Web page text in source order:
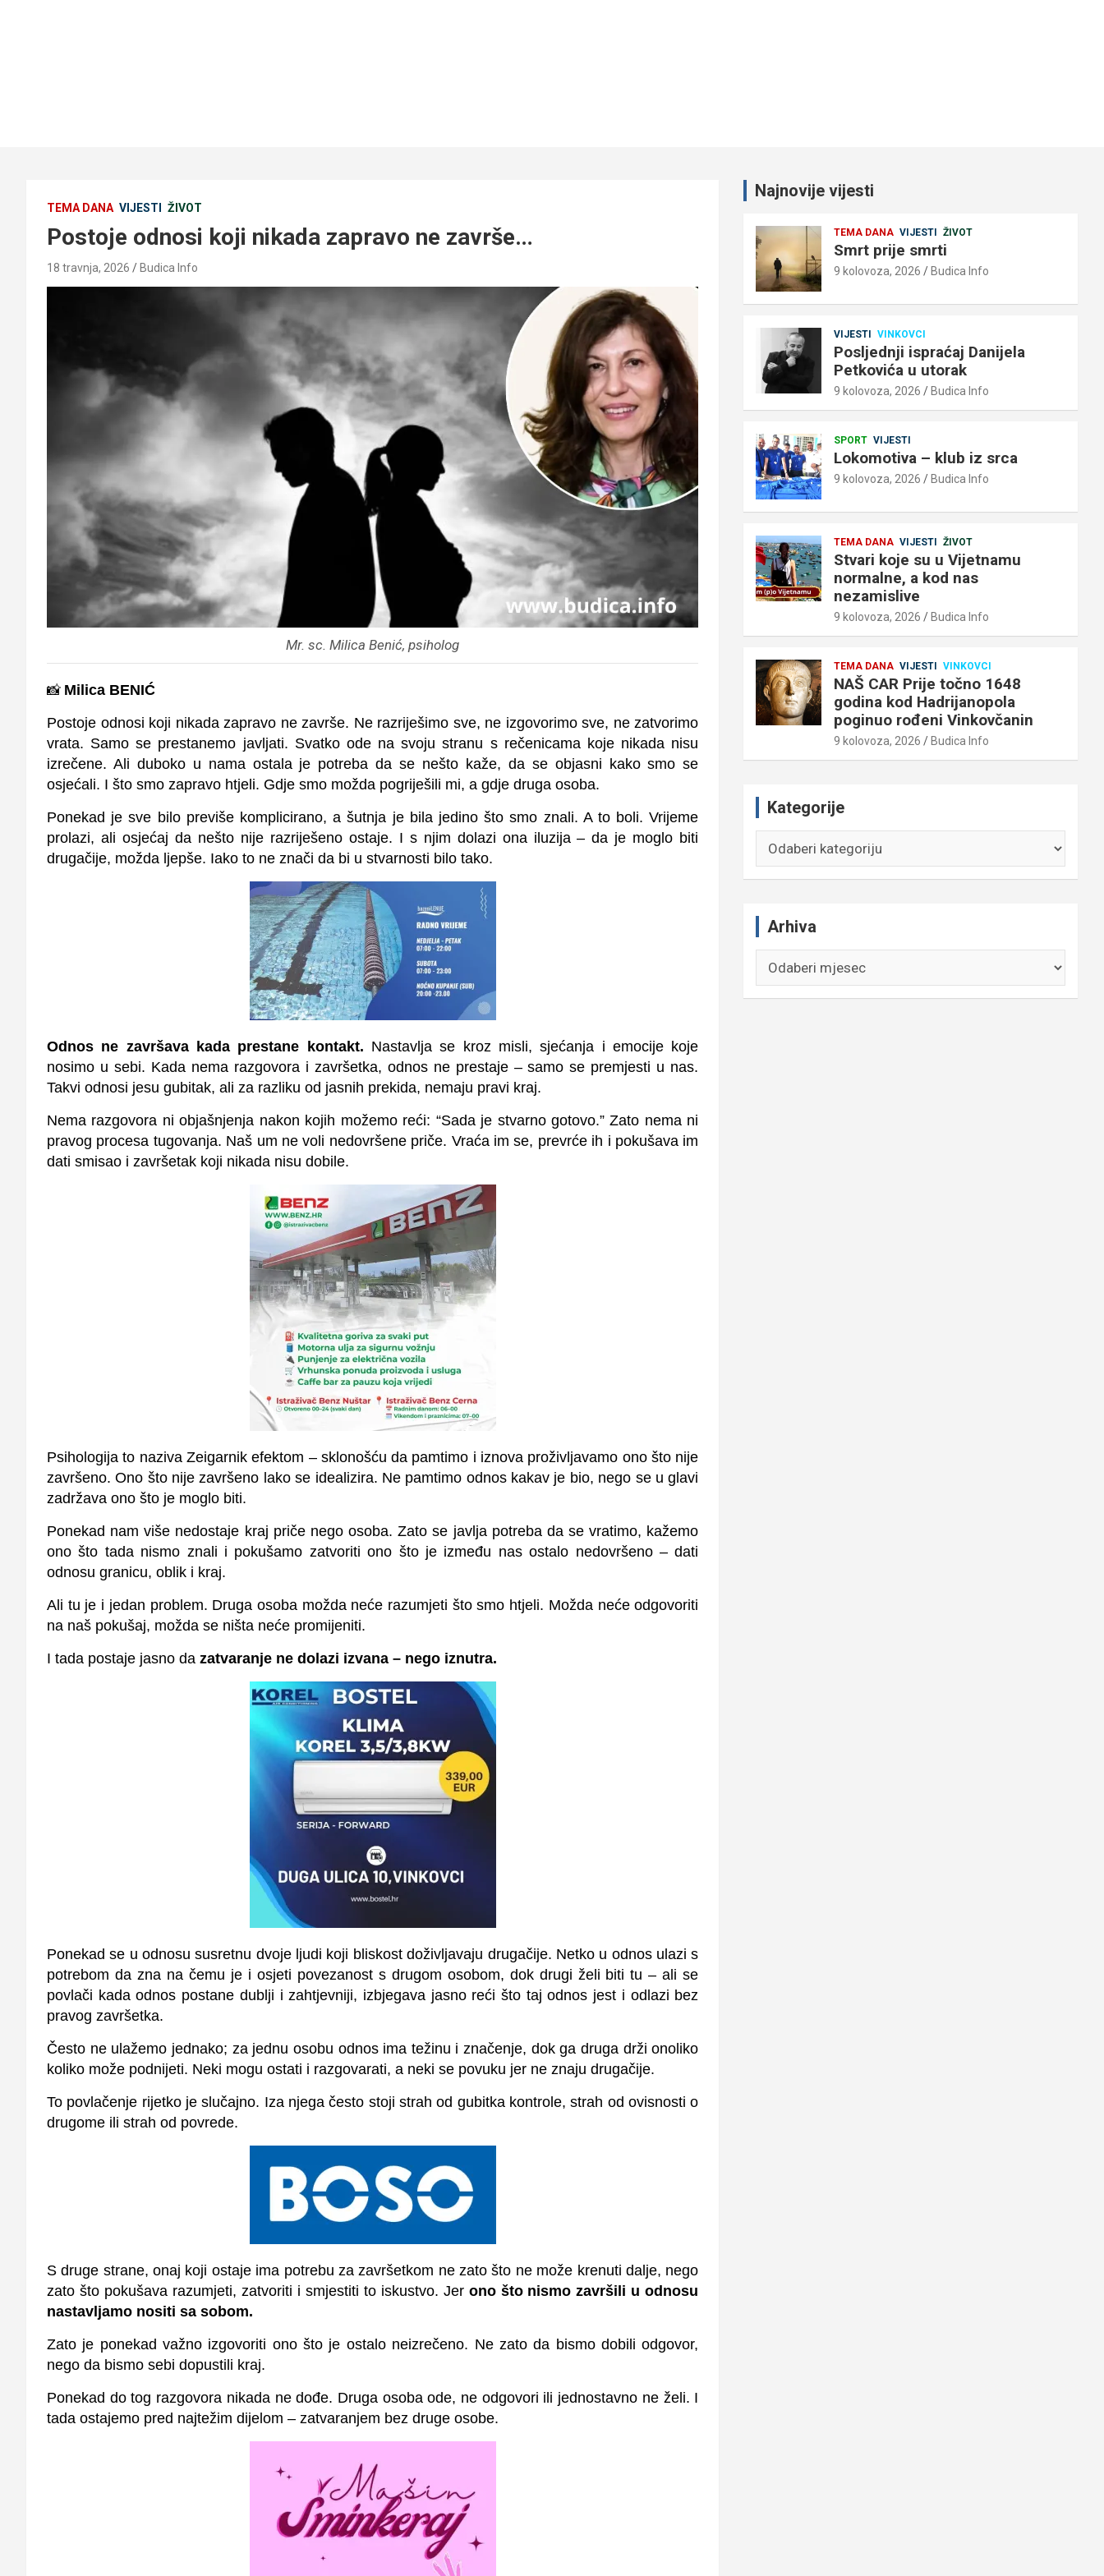
TEMA DANA VIJESTI ŽIVOT
Postoje odnosi koji nikada zapravo ne završe…
18 travnja, 2026 Budica Info
Mr. sc. Milica Benić, psiholog
📸 Milica BENIĆ
Postoje odnosi koji nikada zapravo ne završe. Ne razriješimo sve, ne izgovorimo sve, ne zatvorimo
vrata. Samo se prestanemo javljati. Svatko ode na svoju stranu s rečenicama koje nikada nisu
izrečene. Ali duboko u nama ostala je potreba da se nešto kaže, da se objasni kako smo se
osjećali. I što smo zapravo htjeli. Gdje smo možda pogriješili mi, a gdje druga osoba.
Ponekad je sve bilo previše komplicirano, a šutnja je bila jedino što smo znali. A to boli. Vrijeme
prolazi, ali osjećaj da nešto nije razriješeno ostaje. I s njim dolazi ona iluzija – da je moglo biti
drugačije, možda ljepše. Iako to ne znači da bi u stvarnosti bilo tako.
Odnos ne završava kada prestane kontakt. Nastavlja se kroz misli, sjećanja i emocije koje
nosimo u sebi. Kada nema razgovora i završetka, odnos ne prestaje – samo se premjesti u nas.
Takvi odnosi jesu gubitak, ali za razliku od jasnih prekida, nemaju pravi kraj.
Nema razgovora ni objašnjenja nakon kojih možemo reći: “Sada je stvarno gotovo.” Zato nema ni
pravog procesa tugovanja. Naš um ne voli nedovršene priče. Vraća im se, prevrće ih i pokušava im
dati smisao i završetak koji nikada nisu dobile.
Psihologija to naziva Zeigarnik efektom – sklonošću da pamtimo i iznova proživljavamo ono što nije
završeno. Ono što nije završeno lako se idealizira. Ne pamtimo odnos kakav je bio, nego se u glavi
zadržava ono što je moglo biti.
Ponekad nam više nedostaje kraj priče nego osoba. Zato se javlja potreba da se vratimo, kažemo
ono što tada nismo znali i pokušamo zatvoriti ono što je između nas ostalo nedovršeno – dati
odnosu granicu, oblik i kraj.
Ali tu je i jedan problem. Druga osoba možda neće razumjeti što smo htjeli. Možda neće odgovoriti
na naš pokušaj, možda se ništa neće promijeniti.
I tada postaje jasno da zatvaranje ne dolazi izvana – nego iznutra.
Ponekad se u odnosu susretnu dvoje ljudi koji bliskost doživljavaju drugačije. Netko u odnos ulazi s
potrebom da zna na čemu je i osjeti povezanost s drugom osobom, dok drugi želi biti tu – ali se
povlači kada odnos postane dublji i zahtjevniji, izbjegava jasno reći što taj odnos jest i odlazi bez
pravog završetka.
Često ne ulažemo jednako; za jednu osobu odnos ima težinu i značenje, dok ga druga drži onoliko
koliko može podnijeti. Neki mogu ostati i razgovarati, a neki se povuku jer ne znaju drugačije.
To povlačenje rijetko je slučajno. Iza njega često stoji strah od gubitka kontrole, strah od ovisnosti o
drugome ili strah od povrede.
S druge strane, onaj koji ostaje ima potrebu za završetkom ne zato što ne može krenuti dalje, nego
zato što pokušava razumjeti, zatvoriti i smjestiti to iskustvo. Jer ono što nismo završili u odnosu
nastavljamo nositi sa sobom.
Zato je ponekad važno izgovoriti ono što je ostalo neizrečeno. Ne zato da bismo dobili odgovor,
nego da bismo sebi dopustili kraj.
Ponekad do tog razgovora nikada ne dođe. Druga osoba ode, ne odgovori ili jednostavno ne želi. I
tada ostajemo pred najtežim dijelom – zatvaranjem bez druge osobe.
Najnovije vijesti
TEMA DANA VIJESTI ŽIVOT
Smrt prije smrti
9 kolovoza, 2026 Budica Info
VIJESTI VINKOVCI
Posljednji ispraćaj Danijela
Petkovića u utorak
9 kolovoza, 2026 Budica Info
SPORT VIJESTI
Lokomotiva – klub iz srca
9 kolovoza, 2026 Budica Info
TEMA DANA VIJESTI ŽIVOT
Stvari koje su u Vijetnamu
normalne, a kod nas
nezamislive
9 kolovoza, 2026 Budica Info
TEMA DANA VIJESTI VINKOVCI
NAŠ CAR Prije točno 1648
godina kod Hadrijanopola
poginuo rođeni Vinkovčanin
9 kolovoza, 2026 Budica Info
Kategorije
Arhiva